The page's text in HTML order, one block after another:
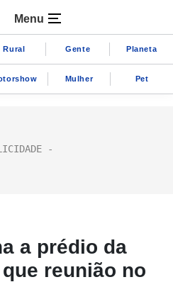
Menu
Rural Gente Planeta
Mulher Pet
a prédio da
reunião no